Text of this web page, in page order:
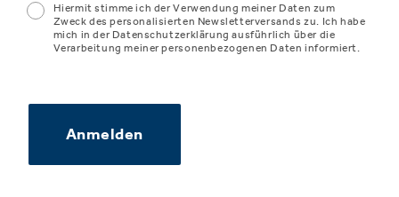
Hiermit stimme ich der Verwendung meiner Daten zum
Zweck des personalisierten Newsletterversands zu. Ich habe
mich in der Datenschutzerklärung ausführlich über die
Verarbeitung meiner personenbezogenen Daten informiert.
Anmelden